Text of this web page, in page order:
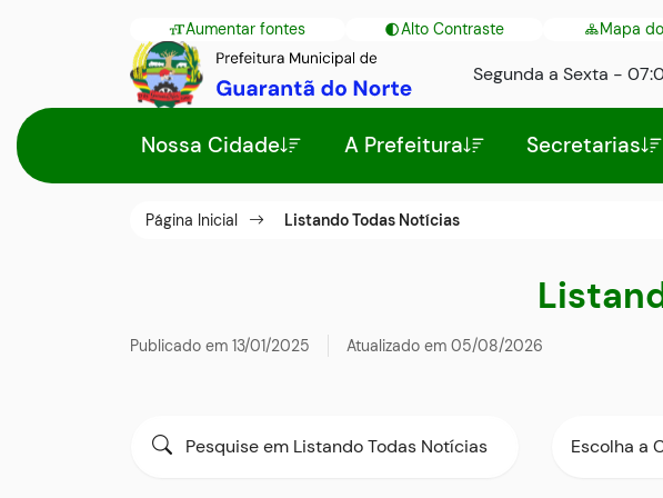
Seção
de
atalhos
e
links
de
acessibilidade
para
o
conteúdo
[alt+1]
Ir
para
Ir
busca
Aumentar fontes Alto Contraste Mapa
Seção
do
principal
Segunda a Sexta -
do
menu
principal
Nossa Cidade A Prefeitura Secretarias
Página Inicial Listando Todas Notícias
Publicado em 13/01/2025 Atualizado em 05/08/2026
Formulário
Pesquise